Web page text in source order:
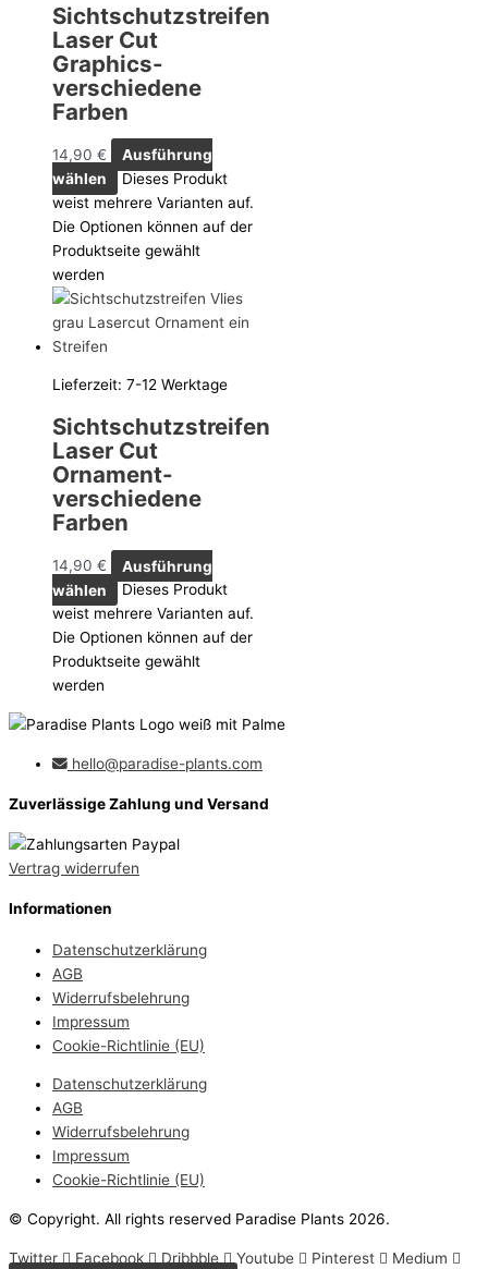
Sichtschutzstreifen
Laser Cut
Graphics-
verschiedene
Farben
14,90 €
Ausführung
wählen
Dieses Produkt
weist mehrere Varianten auf.
Die Optionen können auf der
Produktseite gewählt
werden
Lieferzeit: 7-12 Werktage
Sichtschutzstreifen
Laser Cut
Ornament-
verschiedene
Farben
14,90 €
Ausführung
wählen
Dieses Produkt
weist mehrere Varianten auf.
Die Optionen können auf der
Produktseite gewählt
werden
hello@paradise-plants.com
Zuverlässige Zahlung und Versand
Vertrag widerrufen
Informationen
Datenschutzerklärung
AGB
Widerrufsbelehrung
Impressum
Cookie-Richtlinie (EU)
Datenschutzerklärung
AGB
Widerrufsbelehrung
Impressum
Cookie-Richtlinie (EU)
© Copyright. All rights reserved Paradise Plants 2026.
Twitter Facebook Dribbble Youtube Pinterest Medium